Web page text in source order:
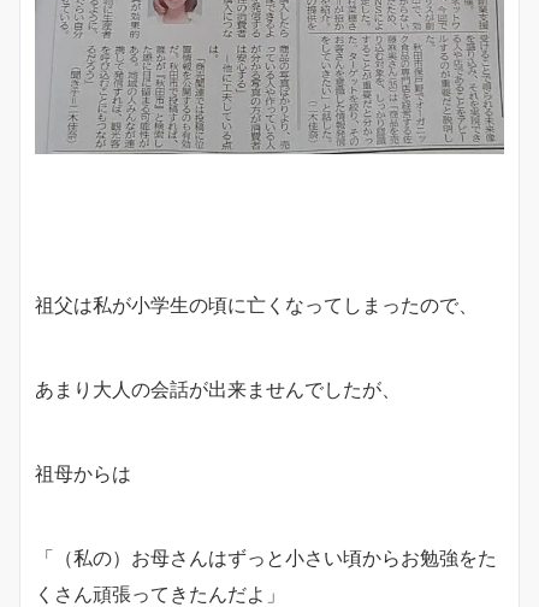
祖父は私が小学生の頃に亡くなってしまったので、
あまり大人の会話が出来ませんでしたが、
祖母からは
「（私の）お母さんはずっと小さい頃からお勉強をた
くさん頑張ってきたんだよ」